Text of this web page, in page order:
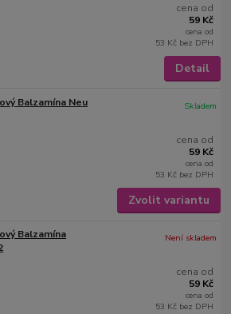
cena od
59 Kč
cena od
53 Kč bez DPH
Detail
Balzamína Neu
cena od
59 Kč
cena od
53 Kč bez DPH
Skladem
Zvolit variantu
Balzamína
cena od
59 Kč
cena od
53 Kč bez DPH
Není skladem